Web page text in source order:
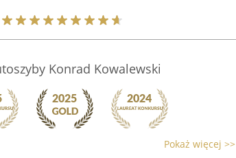
Konrad Kowalewski
Pokaż więcej >>